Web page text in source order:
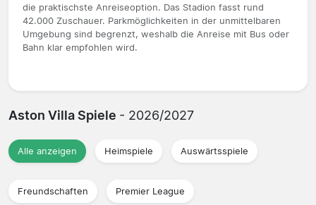
die praktischste Anreiseoption. Das Stadion fasst rund
42.000 Zuschauer. Parkmöglichkeiten in der unmittelbaren
Umgebung sind begrenzt, weshalb die Anreise mit Bus oder
Bahn klar empfohlen wird.
Aston Villa Spiele - 2026/2027
Alle anzeigen Heimspiele Auswärtsspiele
Freundschaften Premier League